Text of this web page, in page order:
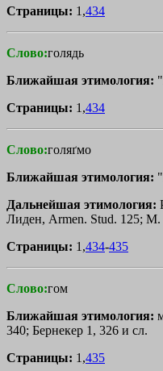
Страницы: 1,434
Слово:голядь
Ближайшая этимология:
Страницы: 1,434
Слово:голяґмо
Ближайшая этимология:
Дальнейшая этимология:
Лиден, Armen. Stud. 125; М.
Страницы: 1,434-435
Слово:гом
Ближайшая этимология:
340; Бернекер 1, 326 и сл.
Страницы: 1,435